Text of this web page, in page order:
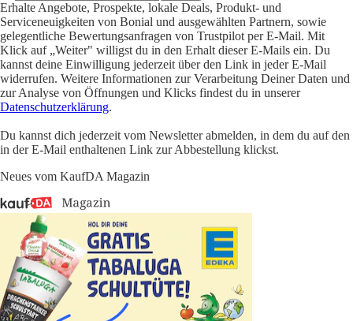
Erhalte Angebote, Prospekte, lokale Deals, Produkt- und
Serviceneuigkeiten von Bonial und ausgewählten Partnern, sowie
gelegentliche Bewertungsanfragen von Trustpilot per E-Mail. Mit
Klick auf „Weiter" willigst du in den Erhalt dieser E-Mails ein. Du
kannst deine Einwilligung jederzeit über den Link in jeder E-Mail
widerrufen. Weitere Informationen zur Verarbeitung Deiner Daten und
zur Analyse von Öffnungen und Klicks findest du in unserer
Datenschutzerklärung.
Du kannst dich jederzeit vom Newsletter abmelden, in dem du auf den
in der E-Mail enthaltenen Link zur Abbestellung klickst.
Neues vom KaufDA Magazin